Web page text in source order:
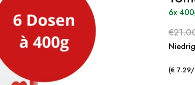
6x
€
(€